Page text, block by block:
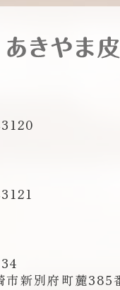
市新別府町麓385